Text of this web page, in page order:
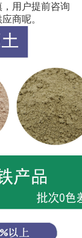
用户提前咨询
商呢。